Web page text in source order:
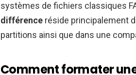
systèmes de fichiers classiques
différence réside principalement
partitions ainsi que dans une
Comment formater